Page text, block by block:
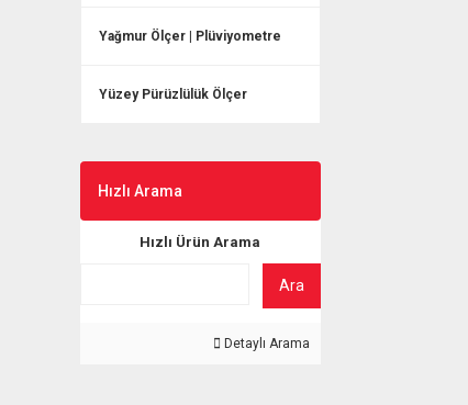
Yağmur Ölçer | Plüviyometre
Yüzey Pürüzlülük Ölçer
Hızlı Arama
Hızlı Ürün Arama
Ara
Detaylı Arama